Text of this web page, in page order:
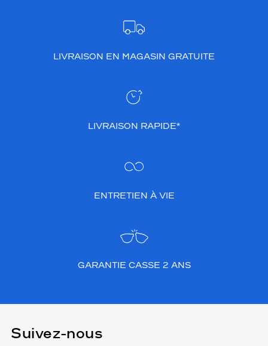
LIVRAISON EN MAGASIN GRATUITE
LIVRAISON RAPIDE*
ENTRETIEN À VIE
GARANTIE CASSE 2 ANS
Suivez-nous